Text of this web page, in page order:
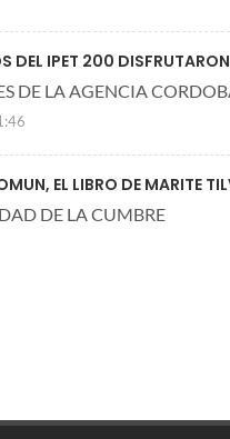
DEL IPET 200
DE LA AGENCIA
EL LIBRO DE MARITE
DE LA CUMBRE